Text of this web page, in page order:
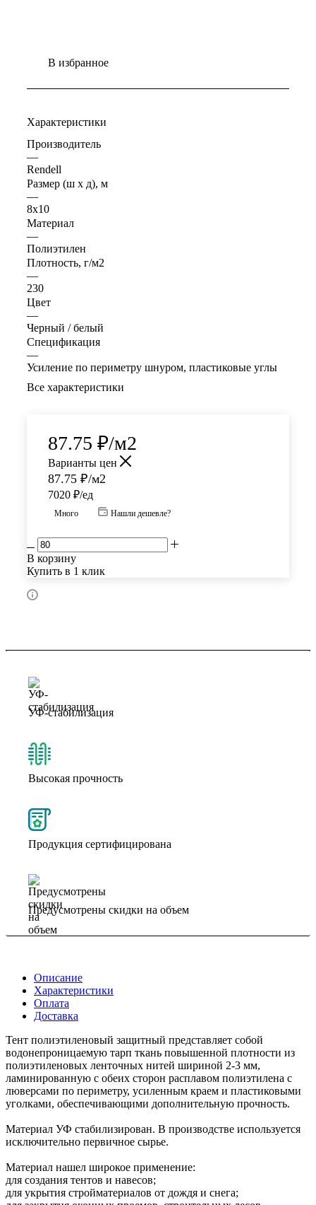
В избранное
Характеристики
Производитель
—
Rendell
Размер (ш х д), м
—
8х10
Материал
—
Полиэтилен
Плотность, г/м2
—
230
Цвет
—
Черный / белый
Спецификация
—
Усиление по периметру шнуром, пластиковые углы
Все характеристики
87.75 ₽/м2
Варианты цен
87.75 ₽/м2
7020 ₽/ед
Много Нашли дешевле?
В корзину
Купить в 1 клик
УФ-стабилизация
Высокая прочность
Продукция сертифицирована
Предусмотрены скидки на объем
Описание
Характеристики
Оплата
Доставка
Тент полиэтиленовый защитный представляет собой
водонепроницаемую тарп ткань повышенной плотности из
полиэтиленовых ленточных нитей шириной 2-3 мм,
ламинированную с обеих сторон расплавом полиэтилена с
люверсами по периметру, усиленным краем и пластиковыми
уголками, обеспечивающими дополнительную прочность.
Материал УФ стабилизирован. В производстве используется
исключительно первичное сырье.
Материал нашел широкое применение:
для создания тентов и навесов;
для укрытия стройматериалов от дождя и снега;